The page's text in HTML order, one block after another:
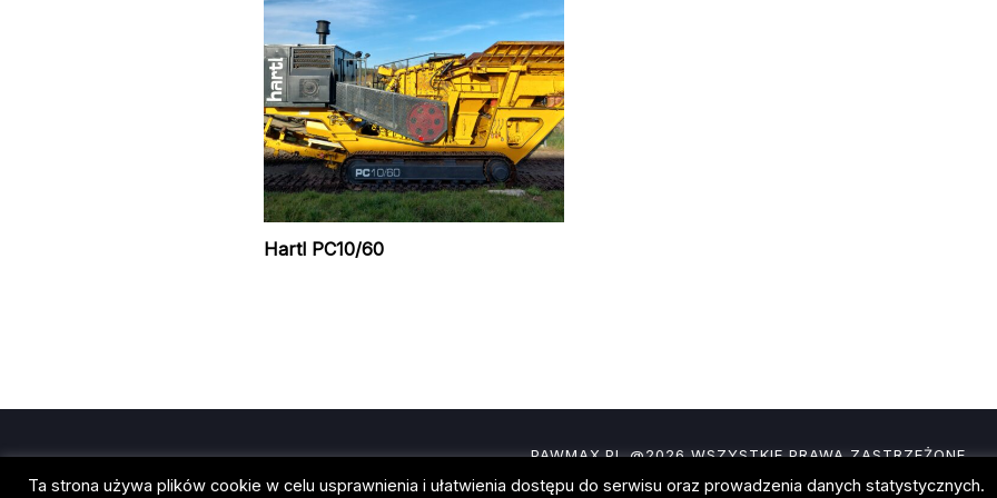
Hartl PC10/60
PAWMAX.PL @2026 WSZYSTKIE PRAWA ZASTRZEŻONE
Ta strona używa plików cookie w celu usprawnienia i ułatwienia dostępu do serwisu oraz prowadzenia danych statystycznych.